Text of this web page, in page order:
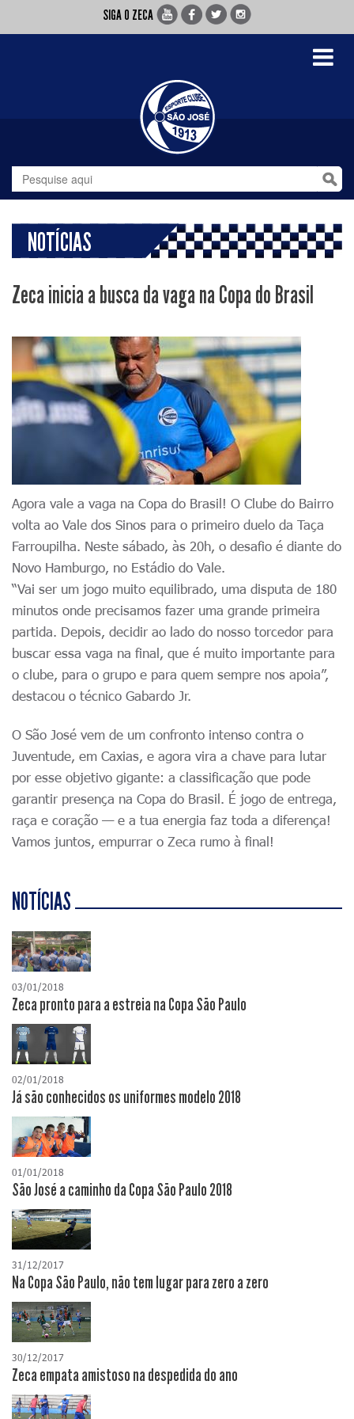
SIGA O ZECA
Toggle
NOTÍCIAS
Zeca inicia a busca da vaga na Copa do Brasil
Agora vale a vaga na Copa do Brasil! O Clube do Bairro
volta ao Vale dos Sinos para o primeiro duelo da Taça
Farroupilha. Neste sábado, às 20h, o desafio é diante do
Novo Hamburgo, no Estádio do Vale.
“Vai ser um jogo muito equilibrado, uma disputa de 180
minutos onde precisamos fazer uma grande primeira
partida. Depois, decidir ao lado do nosso torcedor para
buscar essa vaga na final, que é muito importante para
o clube, para o grupo e para quem sempre nos apoia”,
destacou o técnico Gabardo Jr.
O São José vem de um confronto intenso contra o
Juventude, em Caxias, e agora vira a chave para lutar
por esse objetivo gigante: a classificação que pode
garantir presença na Copa do Brasil. É jogo de entrega,
raça e coração — e a tua energia faz toda a diferença!
Vamos juntos, empurrar o Zeca rumo à final!
NOTÍCIAS
03/01/2018
Zeca pronto para a estreia na Copa São Paulo
02/01/2018
Já são conhecidos os uniformes modelo 2018
01/01/2018
São José a caminho da Copa São Paulo 2018
31/12/2017
Na Copa São Paulo, não tem lugar para zero a zero
30/12/2017
Zeca empata amistoso na despedida do ano